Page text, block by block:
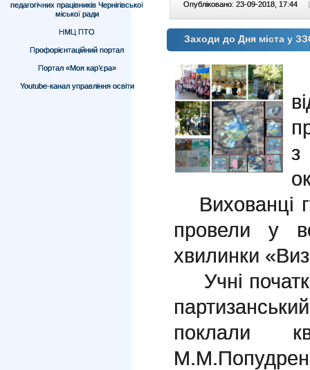
педагогічних працівників Чернігівської
міської ради
НМЦ ПТО
Профорієнтаційний портал
Портал «Моя кар’єра»
Youtube-канал управління освіти
Опубліковано: 23-09-2018, 17:44 |
Заходи до Дня міста у
з
Вихованці
провели у
хвилинки
Учні
поклали